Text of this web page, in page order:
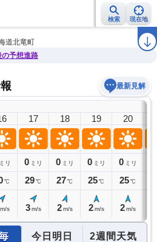
検索 現在地
地震情報 ラ
道北竜町
予想進路
最新見解
ミリ
℃
m/s
17
0 ミリ
29℃
3 m/s
18
0 ミリ
27℃
2 m/s
19
0 ミリ
25℃
2 m/s
20
0 ミリ
25℃
2 m/s
今日明日 2週間天気